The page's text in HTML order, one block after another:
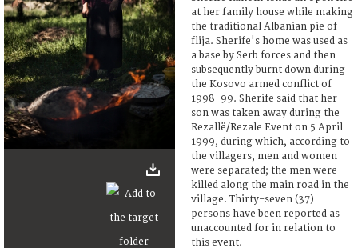
at her family house while making
the traditional Albanian pie of
flija. Sherife's home was used as
a base by Serb forces and then
subsequently burnt down during
the Kosovo armed conflict of
1998-99. Sherife said that her
son was taken away during the
Rezallë/Rezale Event on 5 April
1999, during which, according to
the villagers, men and women
were separated; the men were
killed along the main road in the
village. Thirty-seven (37)
persons have been reported as
unaccounted for in relation to
this event.